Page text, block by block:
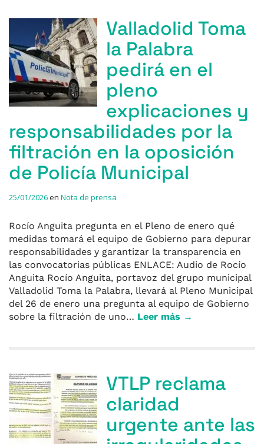
Valladolid Toma
la Palabra
pedirá en el
pleno
explicaciones y
responsabilidades por la
filtración en la oposición
de Policía Municipal
25/01/2026en Nota de prensa
Rocío Anguita pregunta en el Pleno de enero qué
medidas tomará el equipo de Gobierno para depurar
responsabilidades y garantizar la transparencia en
las convocatorias públicas ENLACE: Audio de Rocío
Anguita Rocío Anguita, portavoz del grupo municipal
Valladolid Toma la Palabra, llevará al Pleno Municipal
del 26 de enero una pregunta al equipo de Gobierno
sobre la filtración de uno… Leer más →
VTLP reclama
claridad
urgente ante las